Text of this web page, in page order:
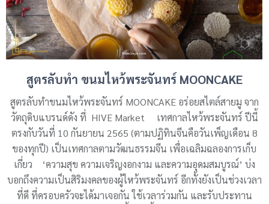
สูตรลับทำ ขนมไหว้พระจันทร์ MOONCAKE
สูตรลับทำขนมไหว้พระจันทร์ MOONCAKE อร่อยสไตล์สายมู จาก
วัตถุดิบแบรนด์ดัง ที่ HIVE Market เทศกาลไหว้พระจันทร์ ปีนี้
ตรงกับวันที่ 10 กันยายน 2565 (ตามปฏิทินจีนคือวันเพ็ญเดือน 8
ของทุกปี) เป็นเทศกาลตามวัฒนธรรมจีน เพื่อเฉลิมฉลองการเก็บ
เกี่ยว ‘ความสุข ความเจริญงอกงาม และความอุดมสมบูรณ์’ บ่ง
บอกถึงความเป็นสิริมงคลของผู้ไหว้พระจันทร์ อีกทั้งยังเป็นช่วงเวลา
ที่ดี ที่ครอบครัวจะได้มาเจอกัน ใช้เวลาร่วมกัน และรับประทาน